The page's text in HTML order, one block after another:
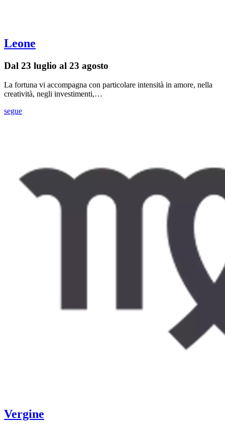
Leone
Dal 23 luglio al 23 agosto
La fortuna vi accompagna con particolare intensità in amore, nella
creatività, negli investimenti,…
segue
Vergine